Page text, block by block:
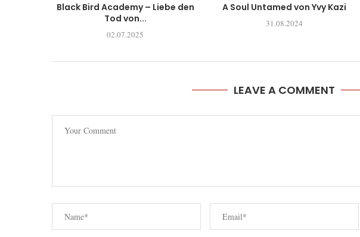
Black Bird Academy – Liebe den
Tod von...
02.07.2025
A Soul Untamed von Yvy Kazi
31.08.2024
LEAVE A COMMENT